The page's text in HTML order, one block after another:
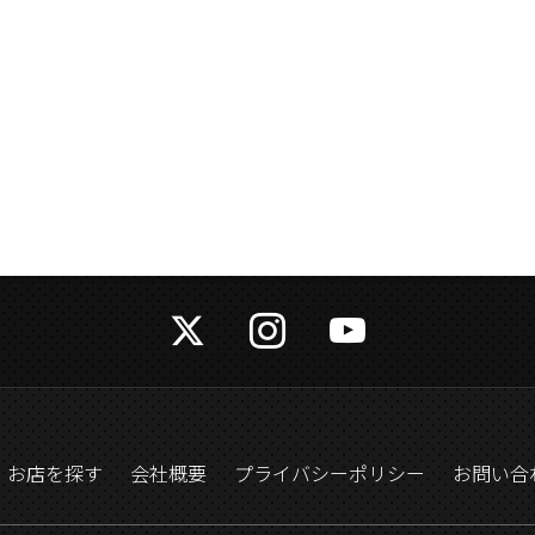
お店を探す 会社概要 プライバシーポリシー お問い合